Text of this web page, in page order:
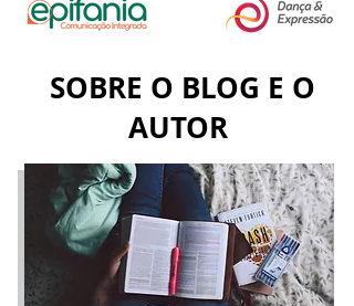
SOBRE O BLOG E O
AUTOR